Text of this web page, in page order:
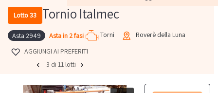
Lotto 33 Tornio Italmec
Asta 2949 Asta in 2 fasi Torni
Roverè della Luna
AGGIUNGI AI PREFERITI
3 di 11 lotti